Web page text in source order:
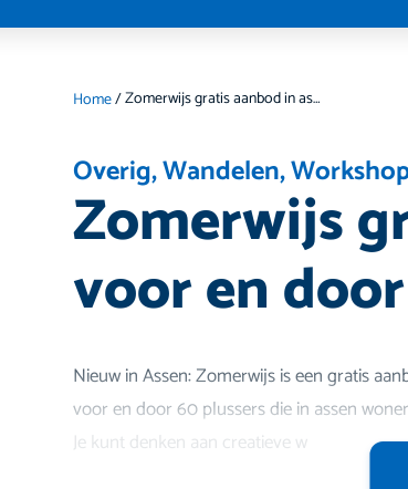
Home/ Zomerwijs gratis aanbod in assen voor en door 60 plussers
Overig,Wandelen,
Zomerwijs
voor en
Nieuw in Assen: Zomerwijs is een gratis
voor en door 60 plussers die in assen
Je kunt denken aan creatieve w